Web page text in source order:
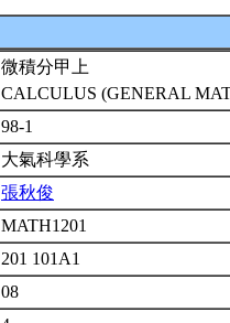
微積分甲上
CALCULUS (GENERAL
98-1
大氣科學系
張秋俊
MATH1201
201 101A1
08